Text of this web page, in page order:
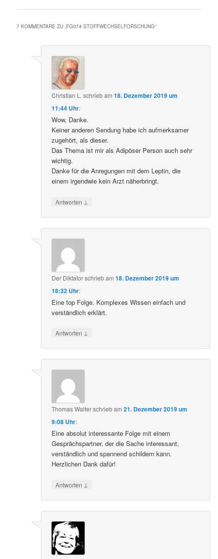
7 KOMMENTARE ZU „FG074 STOFFWECHSELFORSCHUNG“
Christian L.schriebam18. Dezember 2019 um
11:44 Uhr:
Wow, Danke.
Keiner anderen Sendung habe ich aufmerksamer
zugehört, als dieser.
Das Thema ist mir als Adipöser Person auch sehr
wichtig.
Danke für die Anregungen mit dem Leptin, die
einem irgendwie kein Arzt näherbringt.
Antworten ↓
Der Diktatorschriebam18. Dezember 2019 um
18:32 Uhr:
Eine top Folge. Komplexes Wissen einfach und
verständlich erklärt.
Antworten ↓
Thomas Walterschriebam21. Dezember 2019 um
9:08 Uhr:
Eine absolut interessante Folge mit einem
Gesprächspartner, der die Sache interessant,
verständlich und spannend schildern kann.
Herzlichen Dank dafür!
Antworten ↓